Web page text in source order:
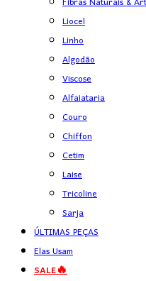
Liocel
Linho
Algodão
Viscose
Alfaiataria
Couro
Chiffon
Cetim
Laise
Tricoline
Sarja
ÚLTIMAS PEÇAS
Elas Usam
SALE🔥